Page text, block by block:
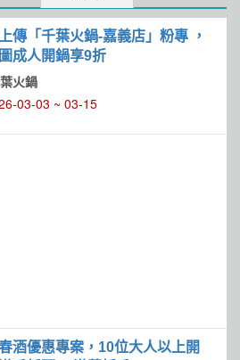
傳「千葉火鍋-嘉義店」粉專 ，
成人開鍋享9折
火鍋
03-03 ~ 03-15
酒優惠專案，10位大人以上開